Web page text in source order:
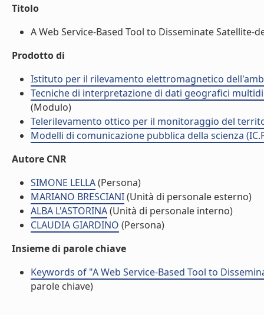
Titolo
A Web Service-Based Tool to Disseminate
Prodotto di
Istituto per il rilevamento elettromagnetico
Tecniche di interpretazione di dati geografici
(Modulo)
Telerilevamento ottico per il monitoraggio del
Modelli di comunicazione pubblica della scienza
Autore CNR
SIMONE LELLA(Persona)
MARIANO BRESCIANI(Unità di personale esterno)
ALBA L'ASTORINA(Unità di personale interno)
CLAUDIA GIARDINO (Persona)
Insieme di parole chiave
Keywords of "A Web Service-Based Tool to
parole chiave)